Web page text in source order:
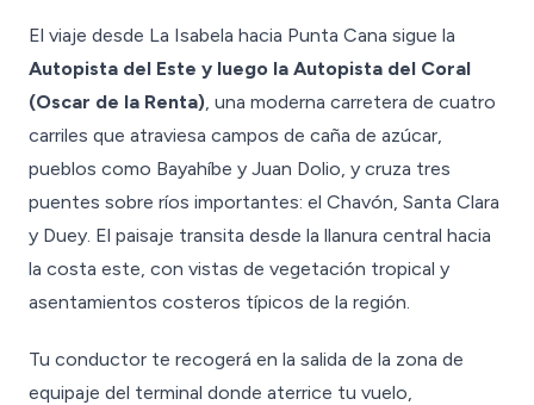
El viaje desde La Isabela hacia Punta Cana sigue la
Autopista del Este y luego la Autopista del Coral
(Oscar de la Renta), una moderna carretera de cuatro
carriles que atraviesa campos de caña de azúcar,
pueblos como Bayahíbe y Juan Dolio, y cruza tres
puentes sobre ríos importantes: el Chavón, Santa Clara
y Duey. El paisaje transita desde la llanura central hacia
la costa este, con vistas de vegetación tropical y
asentamientos costeros típicos de la región.
Tu conductor te recogerá en la salida de la zona de
equipaje del terminal donde aterrice tu vuelo,